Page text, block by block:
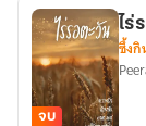
จบ
ไร่
ซึ้งกิ